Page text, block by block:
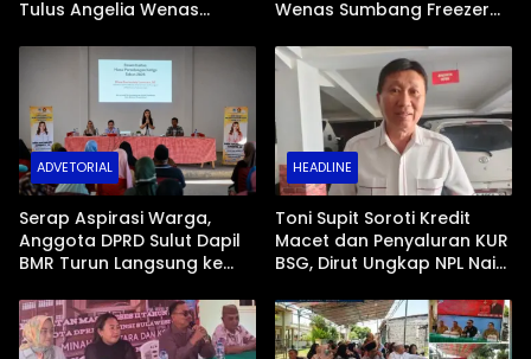
Tulus Angelia Wenas
Mopugad
Wenas Sumbang Freezer
di Mopugad Bolmong
ADVETORIAL
Serap Aspirasi Warga,
Anggota DPRD Sulut Dapil
BMR Turun Langsung ke
HEADLINE
Toni Supit Soroti Kredit
Macet dan Penyaluran KUR
BSG, Dirut Ungkap NPL Naik